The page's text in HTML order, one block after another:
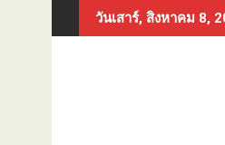
to
วันเสาร์, สิงหาคม 8,